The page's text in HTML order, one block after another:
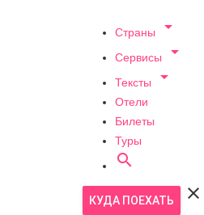
Страны 
Сервисы 
Тексты 
Отели
Билеты
Туры

КУДА ПОЕХАТЬ 